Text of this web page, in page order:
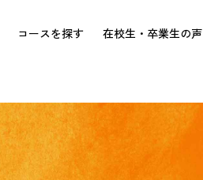
コースを探す 在校生・卒業生の声